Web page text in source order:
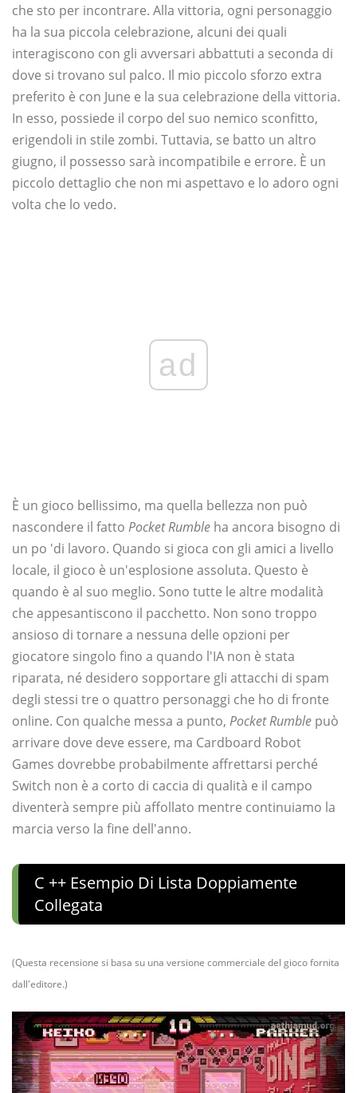
che sto per incontrare. Alla vittoria, ogni personaggio
ha la sua piccola celebrazione, alcuni dei quali
interagiscono con gli avversari abbattuti a seconda di
dove si trovano sul palco. Il mio piccolo sforzo extra
preferito è con June e la sua celebrazione della vittoria.
In esso, possiede il corpo del suo nemico sconfitto,
erigendoli in stile zombi. Tuttavia, se batto un altro
giugno, il possesso sarà incompatibile e errore. È un
piccolo dettaglio che non mi aspettavo e lo adoro ogni
volta che lo vedo.
ad
È un gioco bellissimo, ma quella bellezza non può
nascondere il fatto Pocket Rumble ha ancora bisogno di
un po 'di lavoro. Quando si gioca con gli amici a livello
locale, il gioco è un'esplosione assoluta. Questo è
quando è al suo meglio. Sono tutte le altre modalità
che appesantiscono il pacchetto. Non sono troppo
ansioso di tornare a nessuna delle opzioni per
giocatore singolo fino a quando l'IA non è stata
riparata, né desidero sopportare gli attacchi di spam
degli stessi tre o quattro personaggi che ho di fronte
online. Con qualche messa a punto, Pocket Rumble può
arrivare dove deve essere, ma Cardboard Robot
Games dovrebbe probabilmente affrettarsi perché
Switch non è a corto di caccia di qualità e il campo
diventerà sempre più affollato mentre continuiamo la
marcia verso la fine dell'anno.
C ++ Esempio Di Lista Doppiamente
Collegata
(Questa recensione si basa su una versione commerciale del gioco fornita
dall'editore.)